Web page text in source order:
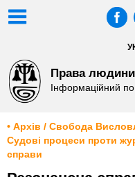
Права людини
Інформаційний
• Архів / Свобода
Судові процеси проти
справи